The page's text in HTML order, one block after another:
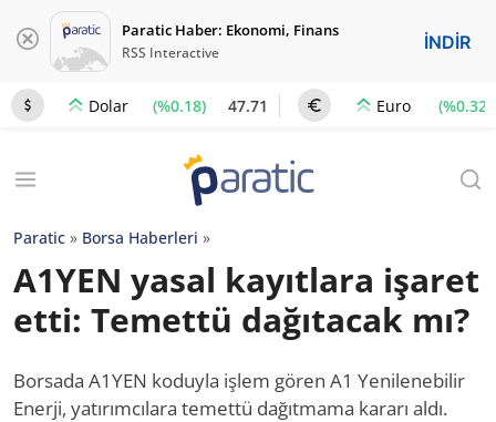
Paratic Haber: Ekonomi, Finans
RSS Interactive İNDİR
Dolar (%0.18) 47.71 Euro (%0.32)
Paratic » Borsa Haberleri »
A1YEN yasal kayıtlara işaret
etti: Temettü dağıtacak mı?
Borsada A1YEN koduyla işlem gören A1 Yenilenebilir
Enerji, yatırımcılara temettü dağıtmama kararı aldı.